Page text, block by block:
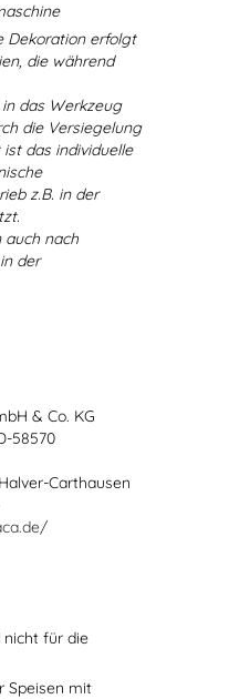
Dekoration erfolgt
die während
das Werkzeug
die Versiegelung
das individuelle
z.B. in der
auch nach
der
& Co. KG
58570
Carthausen
nicht für die
Speisen mit